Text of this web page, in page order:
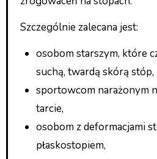
Szczególnie zalecana jest:
osobom starszym, które
suchą, twardą skórą stóp,
sportowcom narażonym
tarcie,
osobom z deformacjami
płaskostopiem,